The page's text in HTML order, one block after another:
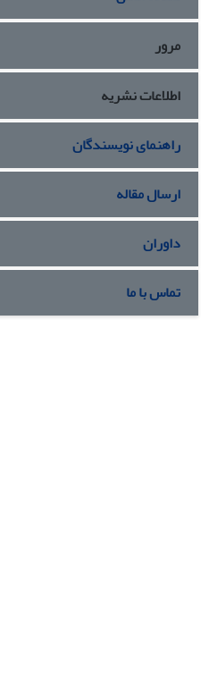
مرور
اطلاعات نشریه
راهنمای نویسندگان
ارسال مقاله
داوران
تماس با ما